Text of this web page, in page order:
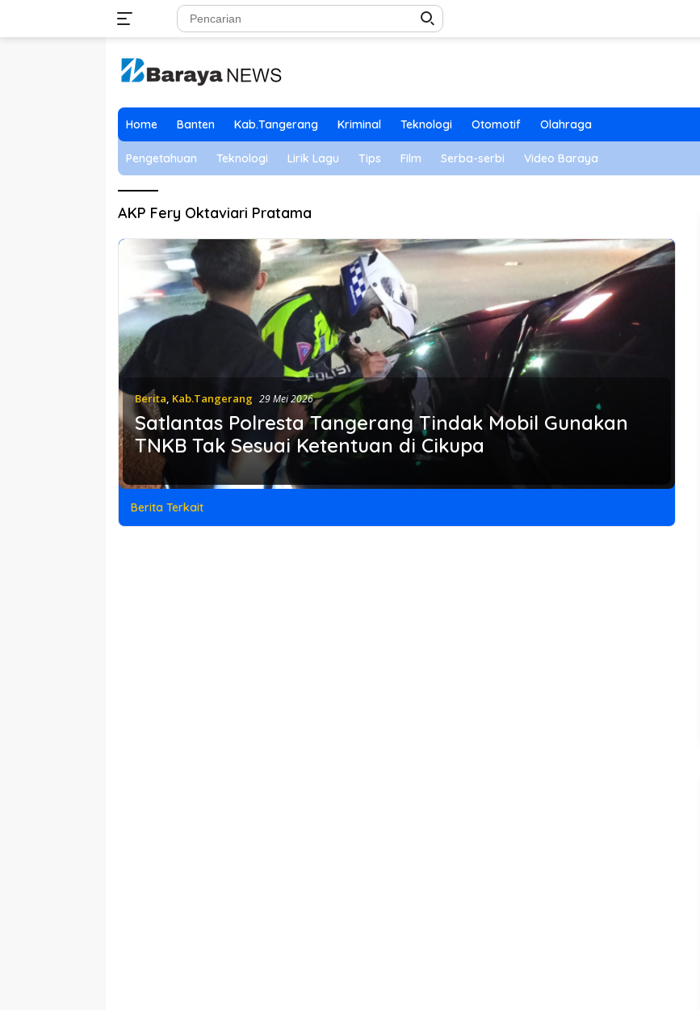
Home Banten Kab.Tangerang Kriminal Teknologi Otomotif Olahraga
Pengetahuan Teknologi Lirik Lagu Tips Film Serba-serbi Video Baraya
AKP Fery Oktaviari Pratama
Berita, Kab.Tangerang 29 Mei 2026
Satlantas Polresta Tangerang Tindak Mobil Gunakan
TNKB Tak Sesuai Ketentuan di Cikupa
Berita Terkait